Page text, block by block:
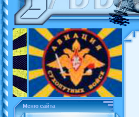
Меню сайта